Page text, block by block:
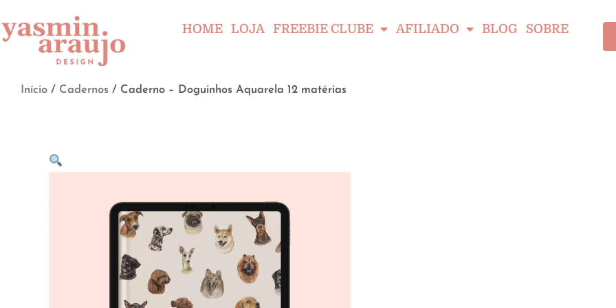
HOME LOJA FREEBIE CLUBE AFILIADO BLOG SOBRE
Início / Cadernos / Caderno – Doguinhos Aquarela 12 matérias